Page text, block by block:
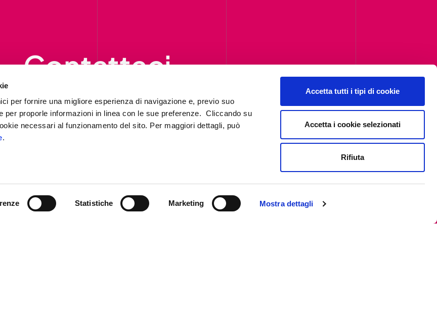
per fornire una migliore esperienza di navigazione e, previo suo
per proporle informazioni in linea con le sue preferenze. Cliccando su
necessari al funzionamento del sito. Per maggiori dettagli, può
.
Statistiche Marketing Mostra dettagli
Accetta tutti i tipi di cookie
Accetta i cookie selezionati
Rifiuta
Contattaci
il form per richiedere informazioni,
ti contatteremo al più presto.
Contattaci